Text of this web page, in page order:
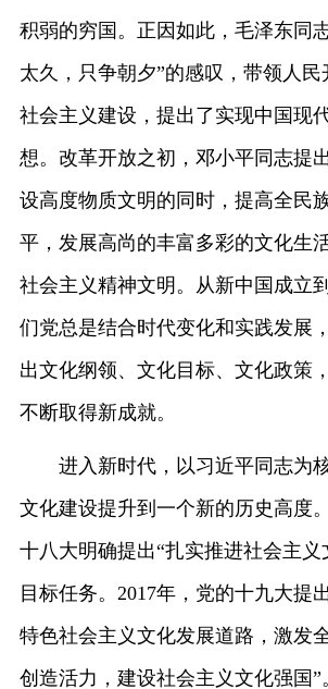
积弱的穷国。正因如此，毛泽东同
太久，只争朝夕”的感叹，带领人
社会主义建设，提出了实现中国现
想。改革开放之初，邓小平同志提
设高度物质文明的同时，提高全民
平，发展高尚的丰富多彩的文化生
社会主义精神文明。从新中国成立
们党总是结合时代变化和实践发展
出文化纲领、文化目标、文化政策
不断取得新成就。
进入新时代，以习近平同志为
文化建设提升到一个新的历史高度
十八大明确提出“扎实推进社会主义
目标任务。2017年，党的十九大提
特色社会主义文化发展道路，激发
创造活力，建设社会主义文化强国”